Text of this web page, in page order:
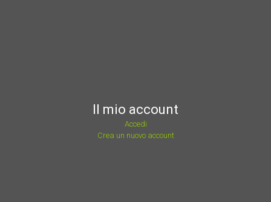
Il mio account
Accedi
Crea un nuovo account